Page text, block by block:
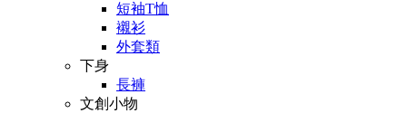
短袖T恤
襯衫
外套類
下身
長褲
文創小物